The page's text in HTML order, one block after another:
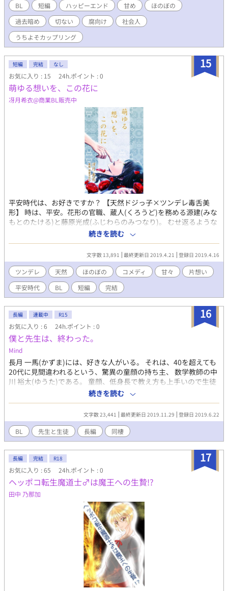
→https://www.alphapolis.co.jp/novel/356592767/104523948
BL 短編 ハッピーエンド 甘め
ほのぼの
過去暗め
切ない 腐向け
社会人
うちよそカップリング
15
短編 完結 なし
お気に入り : 15 24h.ポイント : 0
萌ゆる想いを、この花に
冴月希衣@商業BL販売中
平安時代は、お好きですか？ 【天然ドジっ子×ツンデレ毒舌美
形】 時は、平安。花形の官職、蔵人(くろうど)を務める源建(みな
もとのたける)と藤原光成(ふじわらのみつなり)。 むせ返るような
薔薇(そうび)の香る、秋夜の邂逅。それぞれの想いの行き着く先
は、果たしていずこ？ 平安時代の宮中を舞台に繰り広げられる、
先輩後輩のほのぼのBL絵巻です。 本作は、奈倉まゆみさんのコミ
ック
(https://www.alphapolis.co.jp/manga/901541888/798261305)
とのコラボ作品です。 小説単体(光成視点)でも楽しめますが、建
視点のコミックは最高に面白いので、是非、合わせてお楽しみく
ださいませ。 表紙＆挿絵も奈倉まゆみさま作画。 ◆本文・画像の
無断転載禁止◆ No reproduction or republication without
written permission.
続きを読む
文字数 13,891 最終更新日 2019.4.21 登録日 2019.4.16
ツンデレ 天然 ほのぼの コメディ 甘々
片想い
平安時代
BL 短編 完結
16
長編 連載中 R15
お気に入り : 6 24h.ポイント : 0
僕と先生は、終わった。
Mind
長月 一馬(かずま)には、好きな人がいる。 それは、40を超えても
20代に見間違われるという、驚異の童顔の持ち主、 数学教師の中
川 裕太(ゆうた)である。 童顔、低身長で教え方も上手いので生徒
からの信頼も厚く、その上少し天然でドジっ子なので、校内でも
有名な癒しキャラとして人気が高い。 叶わない恋と諦めかけてい
た一馬だったが、ある日転機が訪れる…！ …まさかの同棲です。
続きを読む
文字数 23,441 最終更新日 2019.11.29 登録日 2019.6.22
BL 先生と生徒 長編 同棲
17
長編 完結 R18
お気に入り : 65 24h.ポイント : 0
ヘッポコ転生魔道士♂は魔王への生贄!?
田中 乃那加